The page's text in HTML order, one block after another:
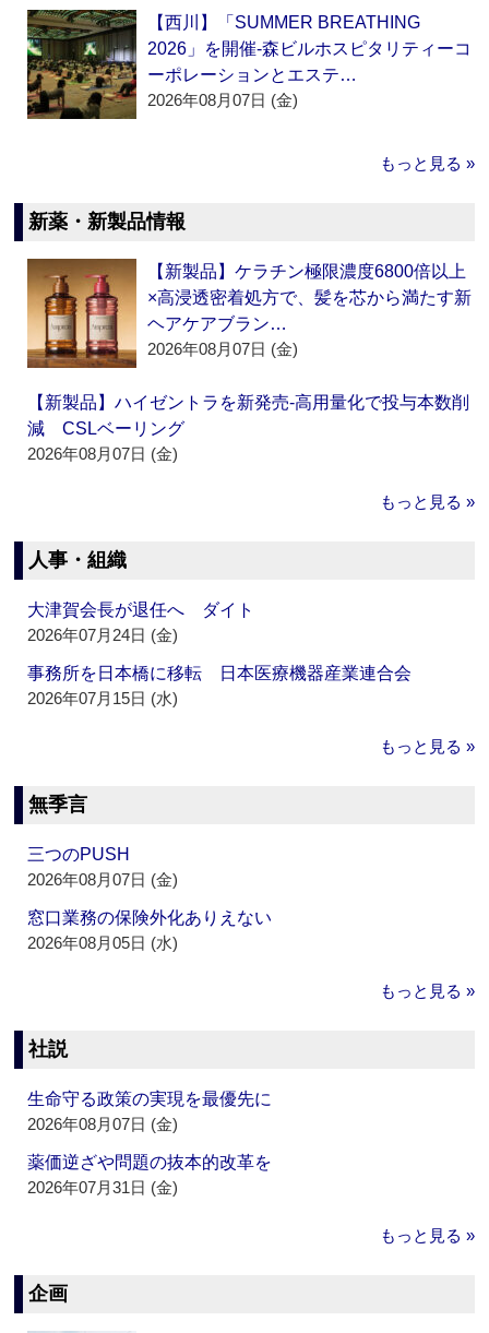
【西川】「SUMMER BREATHING
2026」を開催‐森ビルホスピタリティーコ
ーポレーションとエステ…
2026年08月07日 (金)
もっと見る »
新薬・新製品情報
【新製品】ケラチン極限濃度6800倍以上
×高浸透密着処方で、髪を芯から満たす新
ヘアケアブラン…
2026年08月07日 (金)
【新製品】ハイゼントラを新発売‐高用量化で投与本数削
減 CSLベーリング
2026年08月07日 (金)
もっと見る »
人事・組織
大津賀会長が退任へ ダイト
2026年07月24日 (金)
事務所を日本橋に移転 日本医療機器産業連合会
2026年07月15日 (水)
もっと見る »
無季言
三つのPUSH
2026年08月07日 (金)
窓口業務の保険外化ありえない
2026年08月05日 (水)
もっと見る »
社説
生命守る政策の実現を最優先に
2026年08月07日 (金)
薬価逆ざや問題の抜本的改革を
2026年07月31日 (金)
もっと見る »
企画